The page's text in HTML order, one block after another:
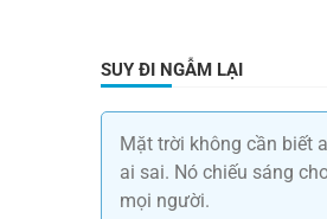
SUY ĐI NGẪM LẠI
Mặt trời không cần biết
ai sai. Nó chiếu sáng
mọi người.